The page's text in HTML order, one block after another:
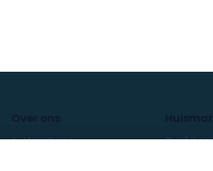
Vacatures
Huisman